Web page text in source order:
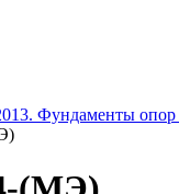
Фундаменты опор